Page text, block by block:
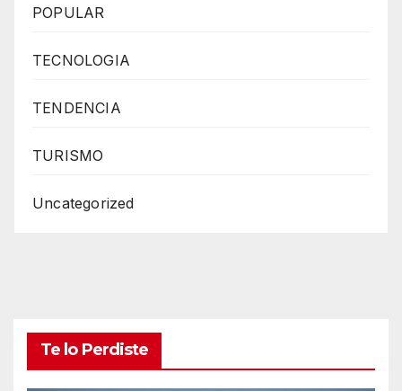
POPULAR
TECNOLOGIA
TENDENCIA
TURISMO
Uncategorized
Te lo Perdiste